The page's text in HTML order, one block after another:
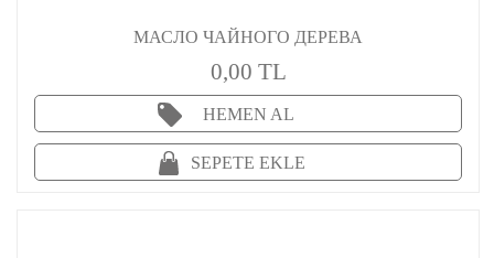
МАСЛО ЧАЙНОГО ДЕРЕВА
0,00 TL
HEMEN AL
SEPETE EKLE